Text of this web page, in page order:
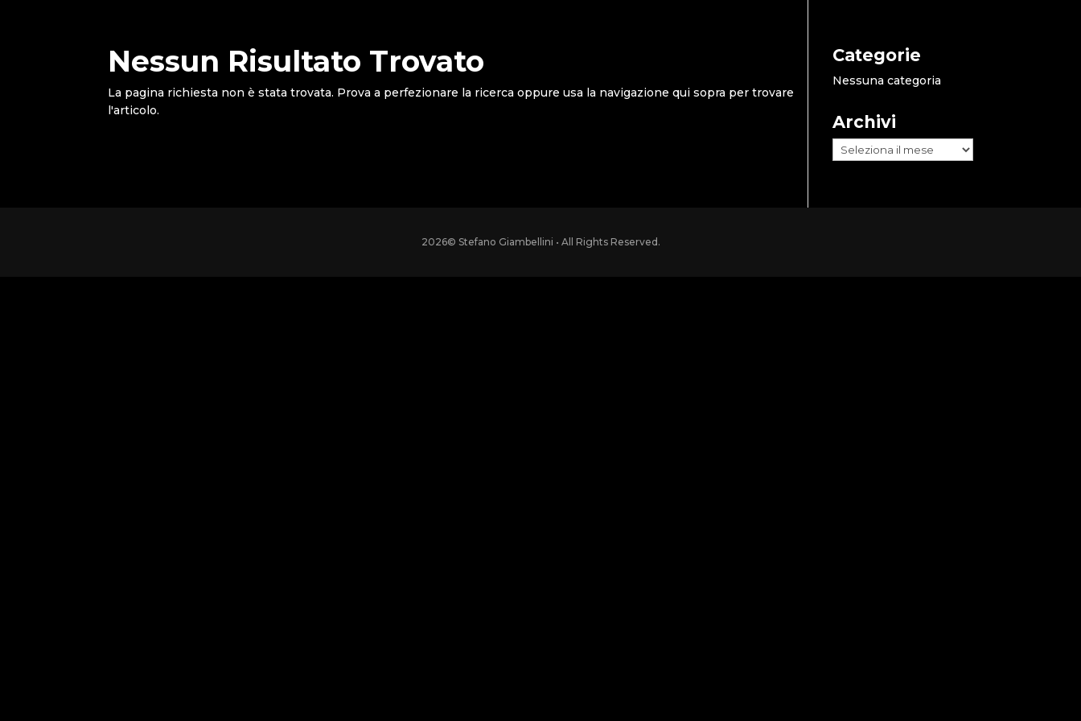
Nessun Risultato Trovato
La pagina richiesta non è stata trovata. Prova a perfezionare la ricerca oppure usa la navigazione qui sopra per trovare
l'articolo.
Categorie
Nessuna categoria
Archivi
Archivi
2026© Stefano Giambellini • All Rights Reserved.